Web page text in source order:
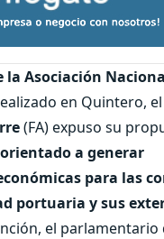
la Asociación
en Quintero,
(FA) expuso su
a generar
para las
portuaria y sus
el parlamentario